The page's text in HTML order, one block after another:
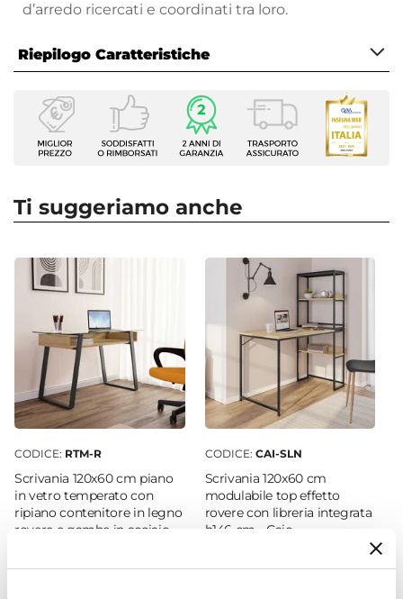
d’arredo ricercati e coordinati tra loro.
Riepilogo Caratteristiche
Caratteristiche
Tipologia
Sedia girevole
Dimensioni
Dimensioni Base
Ø 65 cm
Caratteristiche
Rivestimento braccioli sfoderabile|Ruote in
nylon| Schienale imbottito
Seduta Imbottita
|Supporto lombare
Meccanismi
Altezza regolabile
Colore Seduta
Grigio
Tortora
Ti suggeriamo anche
CODICE: RTM-R
Scrivania 120x60 cm piano
in vetro temperato con
ripiano contenitore in legno
rovere e gambe in acciaio
CODICE: CAI-SLN
Scrivania 120x60 cm
modulabile top effetto
rovere con libreria integrata
h146 cm - Caio